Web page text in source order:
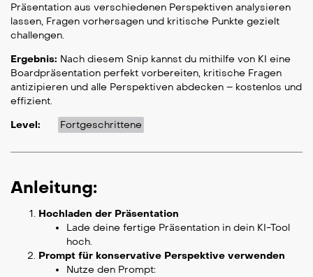
Präsentation aus verschiedenen Perspektiven analysieren
lassen, Fragen vorhersagen und kritische Punkte gezielt
challengen.
Ergebnis: Nach diesem Snip kannst du mithilfe von KI eine
Boardpräsentation perfekt vorbereiten, kritische Fragen
antizipieren und alle Perspektiven abdecken – kostenlos und
effizient.
Level:
Fortgeschrittene
Anleitung:
Hochladen der Präsentation
Lade deine fertige Präsentation in dein KI-Tool
hoch.
Prompt für konservative Perspektive verwenden
Nutze den Prompt: